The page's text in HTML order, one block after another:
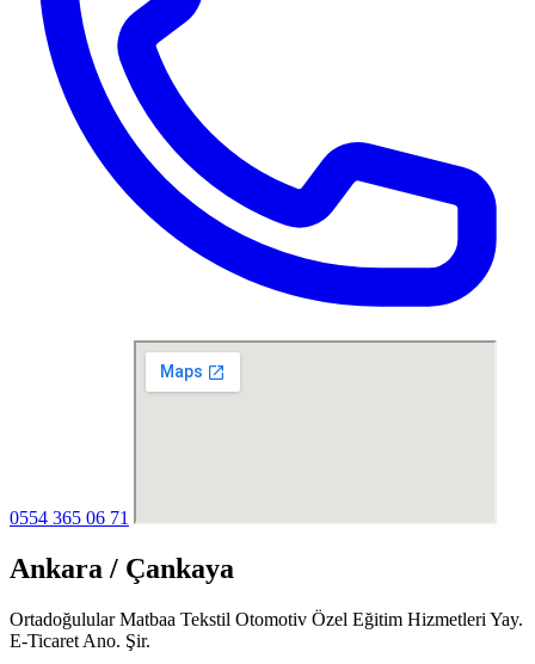
0554 365 06 71
Ankara / Çankaya
Ortadoğulular Matbaa Tekstil Otomotiv Özel Eğitim Hizmetleri Yay.
E-Ticaret Ano. Şir.